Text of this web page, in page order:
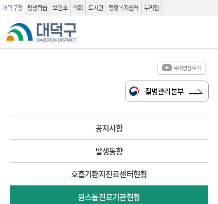
대덕구청 평생학습 보건소 의회 도서관 행정복지센터 누리집
수어영상보기
질병관리본부
공지사항
발생동향
호흡기환자진료센터현황
원스톱진료기관현황